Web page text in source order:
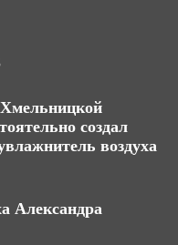
создал
воздуха
Александра